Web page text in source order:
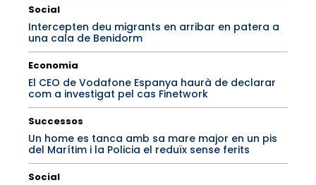
Social
Intercepten deu migrants en arribar en patera a
una cala de Benidorm
Economia
El CEO de Vodafone Espanya haurà de declarar
com a investigat pel cas Finetwork
Successos
Un home es tanca amb sa mare major en un pis
del Marítim i la Policia el reduïx sense ferits
Social